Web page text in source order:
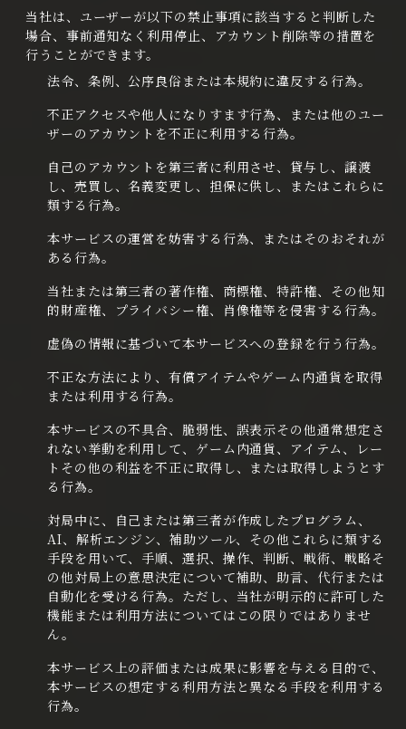
当社は、ユーザーが以下の禁止事項に該当すると判断した
場合、事前通知なく利用停止、アカウント削除等の措置を
行うことができます。
法令、条例、公序良俗または本規約に違反する行為。
不正アクセスや他人になりすます行為、または他のユー
ザーのアカウントを不正に利用する行為。
自己のアカウントを第三者に利用させ、貸与し、譲渡
し、売買し、名義変更し、担保に供し、またはこれらに
類する行為。
本サービスの運営を妨害する行為、またはそのおそれが
ある行為。
当社または第三者の著作権、商標権、特許権、その他知
的財産権、プライバシー権、肖像権等を侵害する行為。
虚偽の情報に基づいて本サービスへの登録を行う行為。
不正な方法により、有償アイテムやゲーム内通貨を取得
または利用する行為。
本サービスの不具合、脆弱性、誤表示その他通常想定さ
れない挙動を利用して、ゲーム内通貨、アイテム、レー
トその他の利益を不正に取得し、または取得しようとす
る行為。
対局中に、自己または第三者が作成したプログラム、
AI、解析エンジン、補助ツール、その他これらに類する
手段を用いて、手順、選択、操作、判断、戦術、戦略そ
の他対局上の意思決定について補助、助言、代行または
自動化を受ける行為。ただし、当社が明示的に許可した
機能または利用方法についてはこの限りではありませ
ん。
本サービス上の評価または成果に影響を与える目的で、
本サービスの想定する利用方法と異なる手段を利用する
行為。